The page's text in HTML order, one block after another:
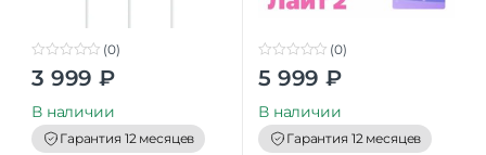
0
o
t
o
f
5
(0)
3 999 ₽
В наличии
Гарантия 12 месяцев
0
o
t
o
f
5
(0)
5 999 ₽
В наличии
Гарантия 12 месяцев